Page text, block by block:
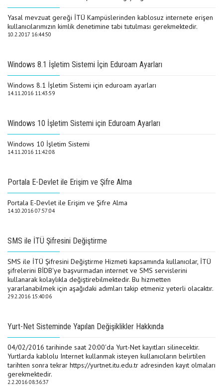
Yasal mevzuat gereği İTÜ Kampüslerinden kablosuz internete erişen
kullanıcılarımızın kimlik denetimine tabi tutulması gerekmektedir.
10.2.2017 16:44:50
Windows 8.1 İşletim Sistemi İçin Eduroam Ayarları
Windows 8.1 İşletim Sistemi için eduroam ayarları
14.11.2016 11:43:59
Windows 10 İşletim Sistemi için Eduroam Ayarları
Windows 10 İşletim Sistemi
14.11.2016 11:42:08
Portala E-Devlet ile Erişim ve Şifre Alma
Portala E-Devlet ile Erişim ve Şifre Alma
14.10.2016 07:57:04
SMS ile İTÜ Şifresini Değiştirme
SMS ile İTÜ Şifresini Değiştirme Hizmeti kapsamında kullanıcılar, İTÜ
şifrelerini BİDB'ye başvurmadan internet ve SMS servislerini
kullanarak kolaylıkla değiştirebilmektedir. Bu hizmetten
yararlanabilmek için aşağıdaki adımları takip etmeniz yeterli olacaktır.
29.2.2016 15:40:06
Yurt-Net Sisteminde Yapılan Değişiklikler Hakkında
04/02/2016 tarihinde saat 20:00'da Yurt-Net kayıtları silinecektir.
Yurtlarda kablolu Internet kullanmak isteyen kullanıcıların belirtilen
tarihten sonra tekrar https://yurtnet.itu.edu.tr adresinden kayıt olmaları
gerekmektedir.
2.2.2016 08:36:37